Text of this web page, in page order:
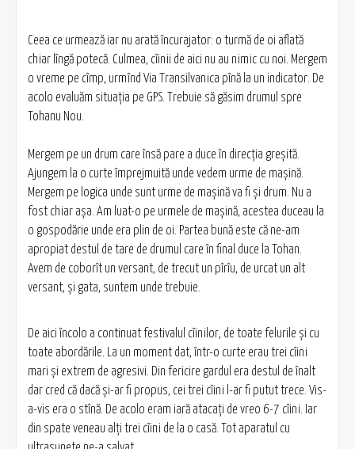
Ceea ce urmează iar nu arată încurajator: o turmă de oi aflată
chiar lîngă potecă. Culmea, cîinii de aici nu au nimic cu noi. Mergem
o vreme pe cîmp, urmînd Via Transilvanica pînă la un indicator. De
acolo evaluăm situația pe GPS. Trebuie să găsim drumul spre
Tohanu Nou.
Mergem pe un drum care însă pare a duce în direcția greșită.
Ajungem la o curte împrejmuită unde vedem urme de mașină.
Mergem pe logica unde sunt urme de mașină va fi și drum. Nu a
fost chiar așa. Am luat-o pe urmele de mașină, acestea duceau la
o gospodărie unde era plin de oi. Partea bună este că ne-am
apropiat destul de tare de drumul care în final duce la Tohan.
Avem de coborît un versant, de trecut un pîrîu, de urcat un alt
versant, și gata, suntem unde trebuie.
De aici încolo a continuat festivalul cîinilor, de toate felurile și cu
toate abordările. La un moment dat, într-o curte erau trei cîini
mari și extrem de agresivi. Din fericire gardul era destul de înalt
dar cred că dacă și-ar fi propus, cei trei cîini l-ar fi putut trece. Vis-
a-vis era o stînă. De acolo eram iară atacați de vreo 6-7 cîini. Iar
din spate veneau alți trei cîini de la o casă. Tot aparatul cu